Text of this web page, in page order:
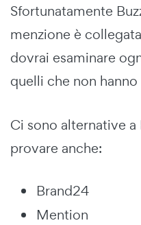
Sfortunatamente
menzione è
dovrai esaminare
quelli che non
Ci sono alternative
provare anche:
Brand24
Mention